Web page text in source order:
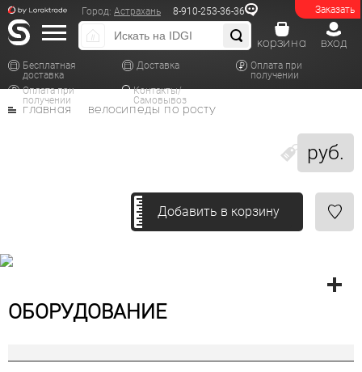
Заказать
Город: Астрахань 8-910-253-36-36
Бесплатная
доставка
Доставка
Оплата при
получении
Оплата при
получении
Контакты/
Самовывоз
вход
корзина
руб.
главная велосипеды по росту
Добавить в корзину
ОБОРУДОВАНИЕ